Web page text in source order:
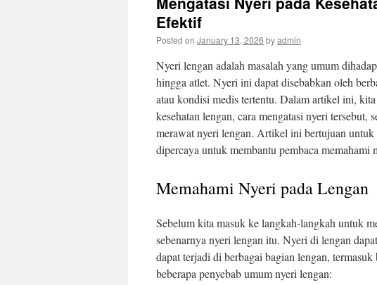
Efektif
Posted on January 13, 2026 byadmin
Nyeri lengan adalah masalah yang umum
hingga atlet. Nyeri ini dapat disebabkan oleh
atau kondisi medis tertentu. Dalam artikel ini,
kesehatan lengan, cara mengatasi nyeri
merawat nyeri lengan. Artikel ini bertujuan
dipercaya untuk membantu pembaca memahami
Memahami Nyeri pada Lengan
Sebelum kita masuk ke langkah-langkah untuk
sebenarnya nyeri lengan itu. Nyeri di lengan
dapat terjadi di berbagai bagian lengan,
beberapa penyebab umum nyeri lengan: